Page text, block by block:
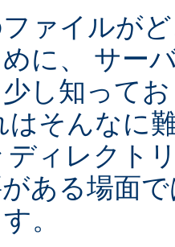
ァイルが
に、 サー
し知って
はそんなに
ディレクト
ある場面
。